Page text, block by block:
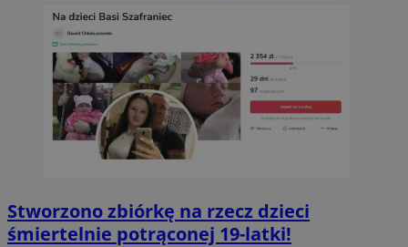
Stworzono zbiórkę na rzecz dzieci
śmiertelnie potrąconej 19-latki!